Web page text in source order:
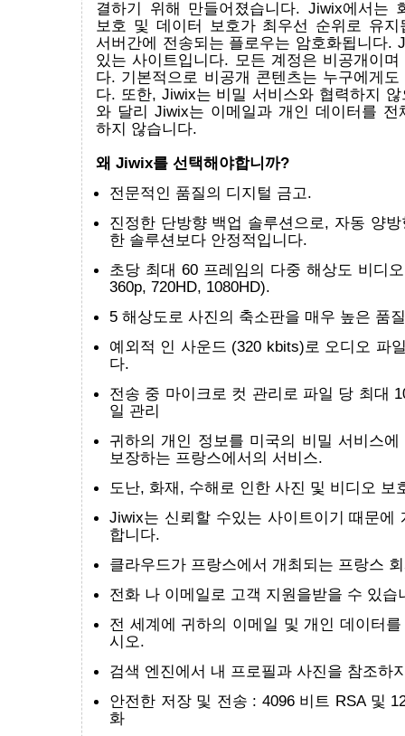
결하기 위해 만들어졌습니다. Jiwix에서는
보호 및 데이터 보호가 최우선 순위로 유지
서버간에 전송되는 플로우는 암호화됩니다.
있는 사이트입니다. 모든 계정은 비공개이
다. 기본적으로 비공개 콘텐츠는 누구에게
다. 또한, Jiwix는 비밀 서비스와 협력하지
와 달리 Jiwix는 이메일과 개인 데이터를 전
하지 않습니다.
왜 Jiwix를 선택해야합니까?
전문적인 품질의 디지털 금고.
진정한 단방향 백업 솔루션으로, 자동 양
한 솔루션보다 안정적입니다.
초당 최대 60 프레임의 다중 해상도 비디
360p, 720HD, 1080HD).
5 해상도로 사진의 축소판을 매우 높은 품
예외적 인 사운드 (320 kbits)로 오디오 파
다.
전송 중 마이크로 컷 관리로 파일 당 최대
일 관리
귀하의 개인 정보를 미국의 비밀 서비스
보장하는 프랑스에서의 서비스.
도난, 화재, 수해로 인한 사진 및 비디오 보
Jiwix는 신뢰할 수있는 사이트이기 때문에
합니다.
클라우드가 프랑스에서 개최되는 프랑스
전화 나 이메일로 고객 지원을받을 수 있습
전 세계에 귀하의 이메일 및 개인 데이터
시오.
검색 엔진에서 내 프로필과 사진을 참조하
안전한 저장 및 전송 : 4096 비트 RSA 및
화